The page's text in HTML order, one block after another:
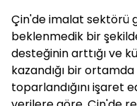
Çin'de imalat sektörü
beklenmedik bir
desteğinin arttığı ve
kazandığı bir
toparlandığını işaret